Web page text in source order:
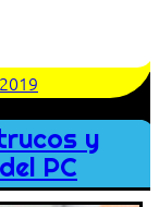
y
PC